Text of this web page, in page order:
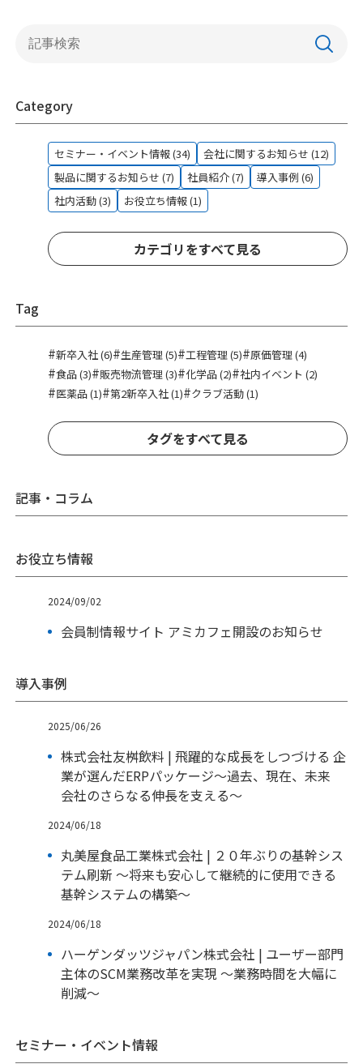
Category
セミナー・イベント情報 (34)
会社に関するお知らせ (12)
製品に関するお知らせ (7)
社員紹介 (7)
導入事例 (6)
社内活動 (3)
お役立ち情報 (1)
カテゴリをすべて見る
Tag
#新卒入社 (6)#生産管理 (5)#工程管理 (5)#原価管理 (4)
#食品 (3)#販売物流管理 (3)#化学品 (2)#社内イベント (2)
#医薬品 (1)#第2新卒入社 (1)#クラブ活動 (1)
タグをすべて見る
記事・コラム
お役立ち情報
2024/09/02
会員制情報サイト アミカフェ開設のお知らせ
導入事例
2025/06/26
株式会社友桝飲料 | 飛躍的な成長をしつづける 企
業が選んだERPパッケージ～過去、現在、未来
会社のさらなる伸長を支える～
2024/06/18
丸美屋食品工業株式会社 | ２０年ぶりの基幹シス
テム刷新 ～将来も安心して継続的に使用できる
基幹システムの構築～
2024/06/18
ハーゲンダッツジャパン株式会社 | ユーザー部門
主体のSCM業務改革を実現 ～業務時間を大幅に
削減～
セミナー・イベント情報